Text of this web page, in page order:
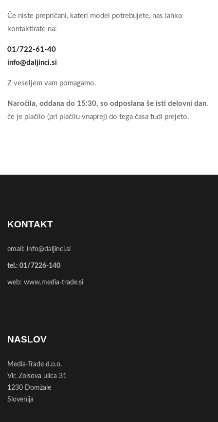
Če niste prepričani, kateri model potrebujete, nas lahko
kontaktirate na:
01/722-61-40
info@daljinci.si
Z veseljem vam pomagamo.
Naročila, oddana do 15:30, so odposlana še isti delovni dan,
če je plačilo (pri plačilu vnaprej) do tega časa tudi prejeto.
KONTAKT
email: info@daljinci.si
tel.: 01/7226-140
web: www.media-trade.si
NASLOV
Media-Trade d.o.o.
Vir, Zoisova ulica 31
1230 Domžale
Slovenija